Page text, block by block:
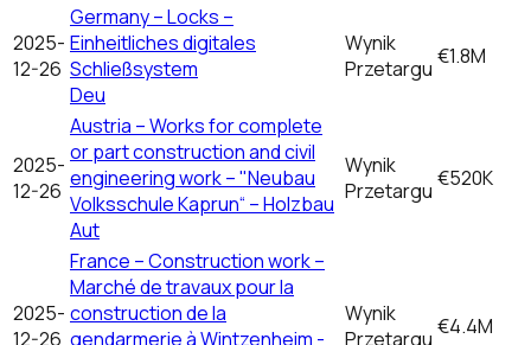
2025-
12-26
Germany – Locks –
Einheitliches digitales
Schließsystem
Deu
Wynik
Przetargu €1.8M
2025-
12-26
Austria – Works for complete
or part construction and civil
engineering work – "Neubau
Volksschule Kaprun“ – Holzbau
Aut
Wynik
Przetargu €520K
2025-
12-26
France – Construction work –
Marché de travaux pour la
construction de la
gendarmerie à Wintzenheim -
Wynik
Przetargu €4.4M